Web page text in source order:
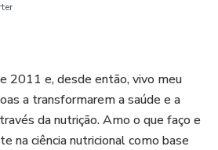
2011 e, desde então, vivo meu
a transformarem a saúde e a
da nutrição. Amo o que faço e
na ciência nutricional como base